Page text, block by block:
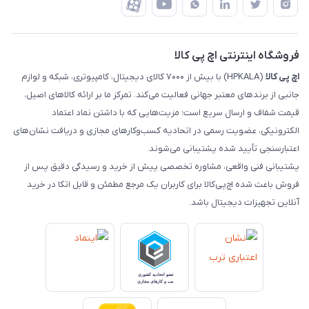
ضمانت اصالت کالا
رهگیری مرسولات چاپار
رهگیری مرسولات ماهکس
تماس با ما
فروشگاه اینترنتی اچ پی کالا
اچ‌ پی‌ کالا
(HPKALA) با بیش از ۷۰۰۰ کالای دیجیتال، کامپیوتری، شبکه و لوازم
جانبی از برندهای معتبر جهانی فعالیت می‌کند. تمرکز ما بر ارائه کالاهای اصیل،
قیمت شفاف و ارسال سریع است؛ مزیت‌هایی که با داشتن نماد اعتماد
الکترونیکی، عضویت رسمی در اتحادیه کسب‌وکارهای مجازی و دریافت نشان‌های
اعتبارسنجی تأیید شده پشتیبانی می‌شوند.
پشتیبانی فنی واقعی، مشاوره تخصصی پیش از خرید و رسیدگی دقیق پس از
فروش باعث شده اچ‌پی‌کالا برای کاربران یک مرجع مطمئن و قابل اتکا در خرید
آنلاین تجهیزات دیجیتال باشد.